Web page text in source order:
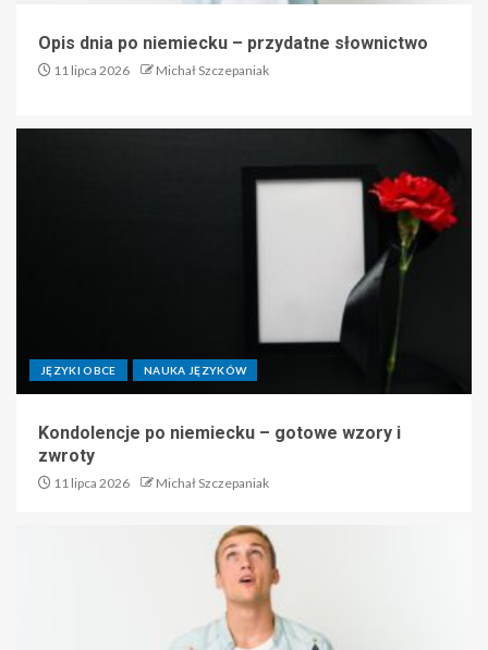
Opis dnia po niemiecku – przydatne słownictwo
11 lipca 2026 Michał Szczepaniak
JĘZYKI OBCE NAUKA JĘZYKÓW
Kondolencje po niemiecku – gotowe wzory i
zwroty
11 lipca 2026 Michał Szczepaniak